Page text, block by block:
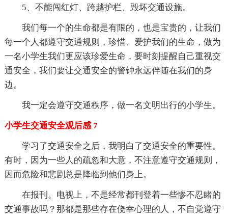
5、不能闯红灯、跨越护栏、毁坏交通设施。
我们每一个的生命都是有限的，也是宝贵的，让我们
每一个人都遵守交通规则，珍惜、爱护我们的生命，做为
一名小学生我们更应该珍爱生命，要时刻提醒自己重视交
通安全，我们要让交通安全的警钟永远伴随在我们的身
边。
我一定会遵守交通秩序，做一名文明出行的小学生。
小学生交通安全观后感 7
学习了交通安全之后，我明白了交通安全的重要性。
有时，因为一些人的疏忽和大意，不注意遵守交通规则，
因而危险和悲剧总是降临到他们身上。
在报刊。电视上，不是经常都刊登着一些惨不忍睹的
交通事故吗？那都是那些存在侥幸心理的人，不自觉遵守